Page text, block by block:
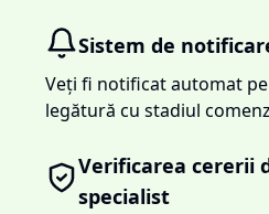
Sistem de
Veți fi notificat automat
legătură cu stadiul
Verificarea cererii
specialist